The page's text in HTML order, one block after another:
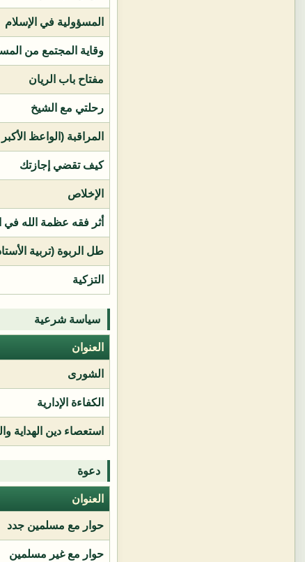
المسؤولية في الإسلام
وقاية المجتمع من
مفتاح باب الريان
رحلتي مع الشيخ
المراقبة (الواعظ
كيف تقضي إجازتك
الإخلاص
أثر فقه عظمة الله في
طل الربوة (تربية
التزكية
سياسة شرعية
العنوان
الشورى
الكفاءة الإدارية
استعصاء دين الهداية
دعوة
العنوان
حوار مع مسلمين جدد
حوار مع غير مسلمين